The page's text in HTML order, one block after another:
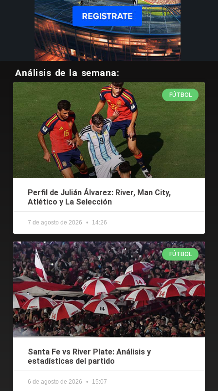
Análisis de la semana:
FÚTBOL
Perfil de Julián Álvarez: River, Man City,
Atlético y La Selección
7 de agosto de 2026 14:26
FÚTBOL
Santa Fe vs River Plate: Análisis y
estadísticas del partido
6 de agosto de 2026 15:07